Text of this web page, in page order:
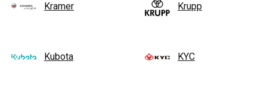
Kramer Krupp
Kubota KYC